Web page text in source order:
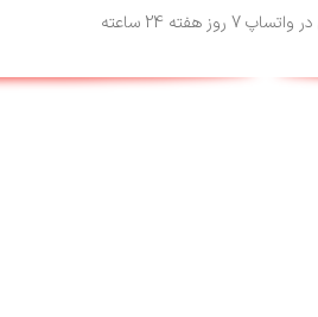
هفته 24 ساعته